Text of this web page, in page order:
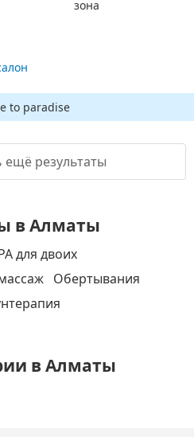
to paradise
ещё результаты
в Алматы
для двоих
Обертывания
в Алматы